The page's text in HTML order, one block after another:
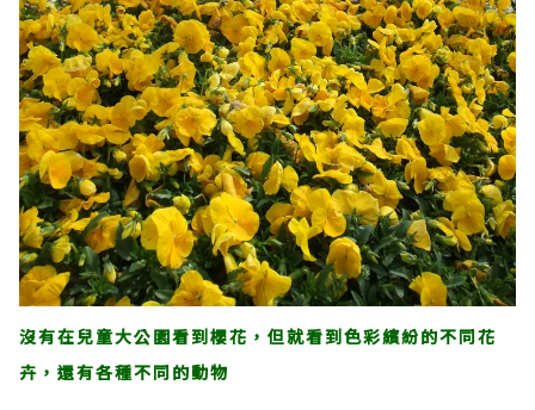
沒有在兒童大公園看到櫻花，但就看到色彩繽紛的不同花
卉，還有各種不同的動物